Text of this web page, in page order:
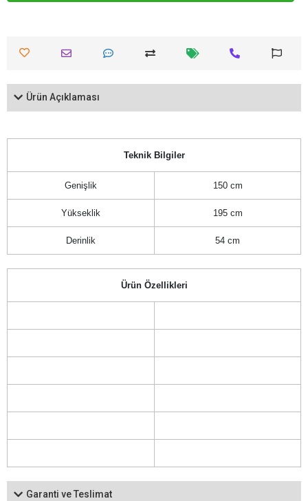
Ürün Açıklaması
Teknik Bilgiler
Genişlik 150 cm
Yükseklik 195 cm
Derinlik 54 cm
Ürün Özellikleri
Garanti ve Teslimat